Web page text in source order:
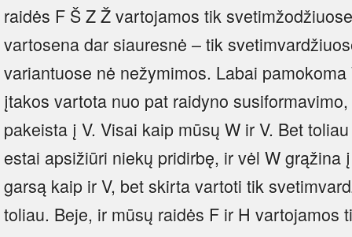
raidės F Š Z Ž vartojamos tik
vartosena dar siauresnė – tik
variantuose nė nežymimos. Labai
įtakos vartota nuo pat raidyno
pakeista į V. Visai kaip mūsų W ir V. Bet
estai apsižiūri niekų pridirbę, ir vėl W
garsą kaip ir V, bet skirta vartoti tik
toliau. Beje, ir mūsų raidės F ir H vartojamos